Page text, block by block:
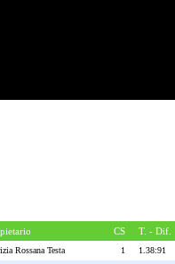
CS T. - Dif.
Rossana Testa 1 1.38:91